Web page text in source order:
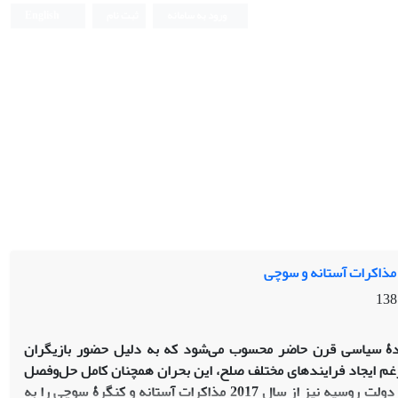
آستانه و سوچی
سیاسی قرن حاضر محسوب می‌شود که به دلیل حضور بازیگران
رغم ایجاد فرایندهای مختلف صلح، این بحران همچنان کامل حل‌وفصل
نشده است. در کنار فرایندهای صلح ژنو و وین، دولت روسیه نیز از سال 2017 مذاکرات آستانه و کنگرۀ سوچی را به